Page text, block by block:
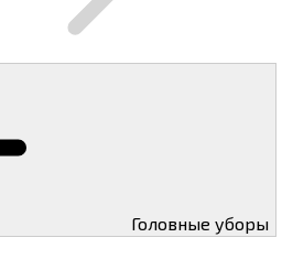
Головные уборы